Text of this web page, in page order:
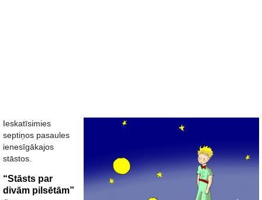
Ieskatīsimies
septiņos pasaules
ienesīgākajos
stāstos.
“Stāsts par
divām pilsētām”